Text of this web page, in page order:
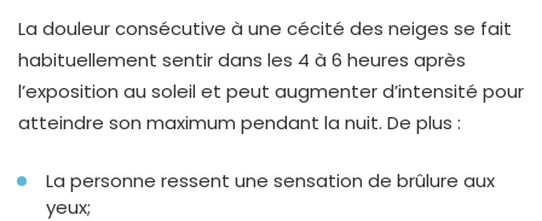
La douleur consécutive à une cécité des neiges se fait
habituellement sentir dans les 4 à 6 heures après
l’exposition au soleil et peut augmenter d’intensité pour
atteindre son maximum pendant la nuit. De plus :
La personne ressent une sensation de brûlure aux
yeux;